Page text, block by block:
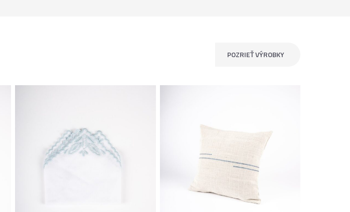
POZRIEŤ VÝROBKY